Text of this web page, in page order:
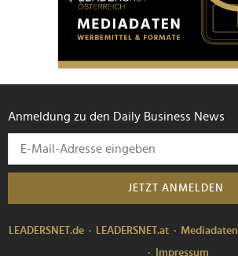
Anmeldung zu den Daily Business News
JETZT ANMELDEN
LEADERSNET.de LEADERSNET.at Mediadaten
Impressum